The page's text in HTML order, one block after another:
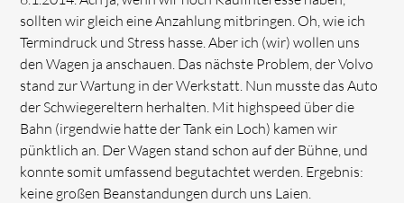
sollten wir gleich eine Anzahlung mitbringen. Oh, wie ich
Termindruck und Stress hasse. Aber ich (wir) wollen uns
den Wagen ja anschauen. Das nächste Problem, der Volvo
stand zur Wartung in der Werkstatt. Nun musste das Auto
der Schwiegereltern herhalten. Mit highspeed über die
Bahn (irgendwie hatte der Tank ein Loch) kamen wir
pünktlich an. Der Wagen stand schon auf der Bühne, und
konnte somit umfassend begutachtet werden. Ergebnis:
keine großen Beanstandungen durch uns Laien.